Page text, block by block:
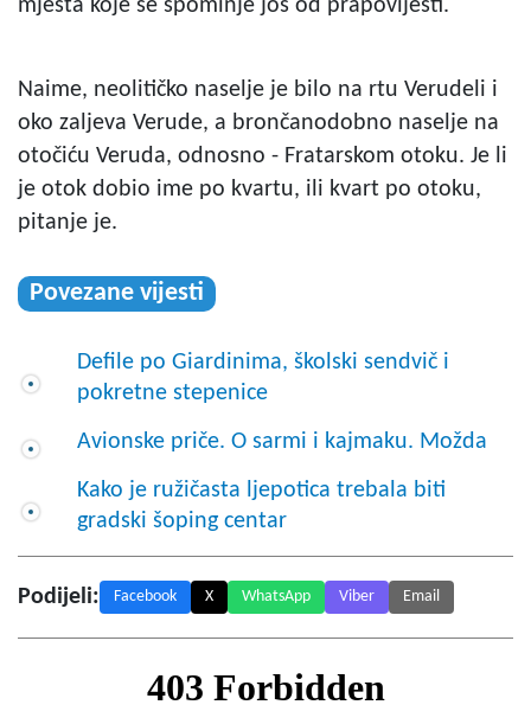
mjesta koje se spominje još od prapovijesti.
Naime, neolitičko naselje je bilo na rtu Verudeli i
oko zaljeva Verude, a brončanodobno naselje na
otočiću Veruda, odnosno - Fratarskom otoku. Je li
je otok dobio ime po kvartu, ili kvart po otoku,
pitanje je.
Povezane vijesti
Defile po Giardinima, školski sendvič i
pokretne stepenice
Avionske priče. O sarmi i kajmaku. Možda
Kako je ružičasta ljepotica trebala biti
gradski šoping centar
Podijeli: Facebook X WhatsApp Viber Email